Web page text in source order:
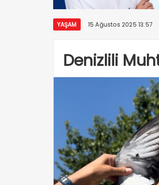
YAŞAM 15 Ağustos 2025 13:57
Denizlili